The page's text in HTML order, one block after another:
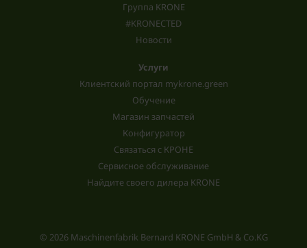
Группа KRONE
#KRONECTED
Новости
Услуги
Клиентский портал mykrone.green
Обучение
Магазин запчастей
Конфигуратор
Связаться с КРОНЕ
Сервисное обслуживание
Найдите своего дилера KRONE
© 2026 Maschinenfabrik Bernard KRONE GmbH & Co.KG